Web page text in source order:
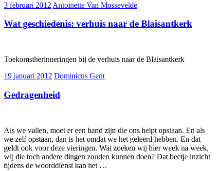
3 februari 2012 Antoinette Van Mossevelde
Wat geschiedenis: verhuis naar de Blaisantkerk
Toekomstherinneringen bij de verhuis naar de Blaisantkerk
19 januari 2012 Dominicus Gent
Gedragenheid
Als we vallen, moet er een hand zijn die ons helpt opstaan. En als
we zelf opstaan, dan is het omdat we het geleerd hebben. En dat
geldt ook voor deze vieringen. Wat zoeken wij hier week na week,
wij die toch andere dingen zouden kunnen doen? Dat beetje inzicht
tijdens de woorddienst kan het …